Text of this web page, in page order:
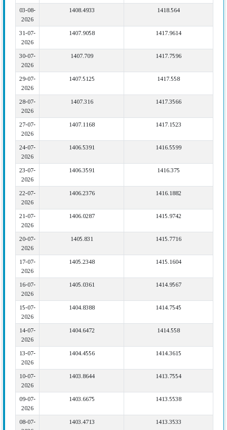
03-08-
2026
1408.4933 1418.564
31-07-
2026
1407.9058 1417.9614
30-07-
2026
1407.709 1417.7596
29-07-
2026
1407.5125 1417.558
28-07-
2026
1407.316 1417.3566
27-07-
2026
1407.1168 1417.1523
24-07-
2026
1406.5391 1416.5599
23-07-
2026
1406.3591 1416.375
22-07-
2026
1406.2376 1416.1882
21-07-
2026
1406.0287 1415.9742
20-07-
2026
1405.831 1415.7716
17-07-
2026
1405.2348 1415.1604
16-07-
2026
1405.0361 1414.9567
15-07-
2026
1404.8388 1414.7545
14-07-
2026
1404.6472 1414.558
13-07-
2026
1404.4556 1414.3615
10-07-
2026
1403.8644 1413.7554
09-07-
2026
1403.6675 1413.5538
08-07-
1403.4713 1413.3533